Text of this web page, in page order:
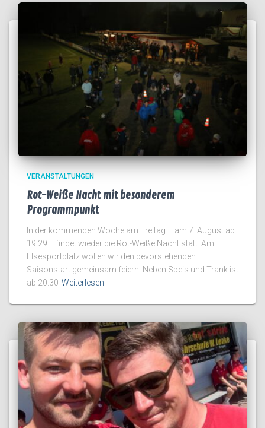
VERANSTALTUNGEN
Rot-Weiße Nacht mit besonderem
Programmpunkt
In der kommenden Woche am Freitag – am 7. August ab
19.29 – findet wieder die Rot-Weiße Nacht statt. Am
Elsesportplatz wollen wir den bevorstehenden
Saisonstart gemeinsam feiern. Neben Speis und Trank ist
ab 20.30 Weiterlesen